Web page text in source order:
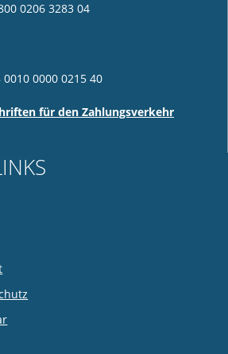
0206 3283 04
0000 0215 40
für den Zahlungsverkehr